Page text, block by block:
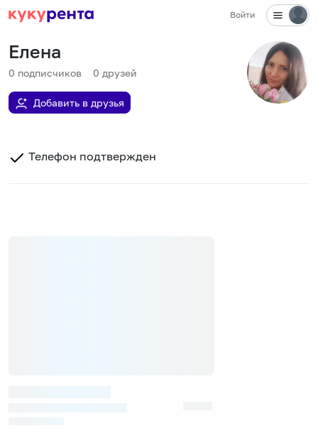
Войти
Елена
0 подписчиков 0 друзей
Добавить в друзья
Телефон подтвержден